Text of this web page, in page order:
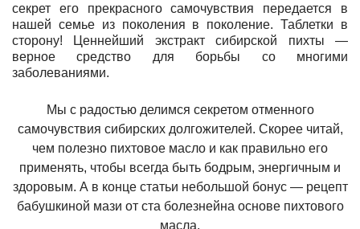
секрет его прекрасного самочувствия передается в
нашей семье из поколения в поколение. Таблетки в
сторону! Ценнейший экстракт сибирской пихты —
верное средство для борьбы со многими
заболеваниями.
Мы с радостью делимся секретом отменного
самочувствия сибирских долгожителей. Скорее читай,
чем полезно пихтовое масло и как правильно его
применять, чтобы всегда быть бодрым, энергичным и
здоровым. А в конце статьи небольшой бонус — рецепт
бабушкиной мази от ста болезнейна основе пихтового
масла.